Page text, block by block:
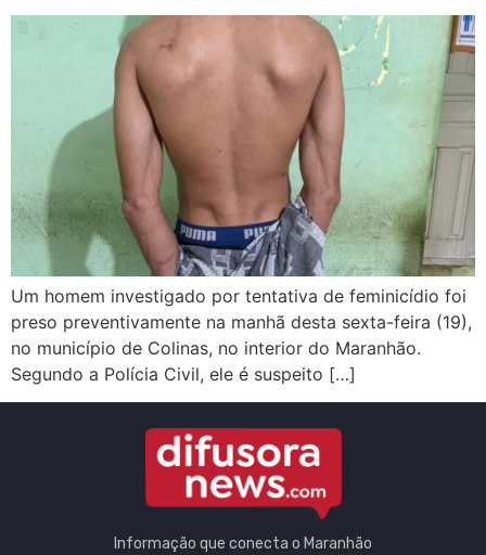
Um homem investigado por tentativa de feminicídio foi
preso preventivamente na manhã desta sexta-feira (19),
no município de Colinas, no interior do Maranhão.
Segundo a Polícia Civil, ele é suspeito […]
Informação que conecta o Maranhão